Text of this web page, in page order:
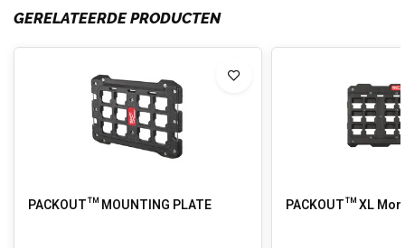
GERELATEERDE PRODUCTEN
PACKOUT™ MOUNTING PLATE PACKOUT™ XL